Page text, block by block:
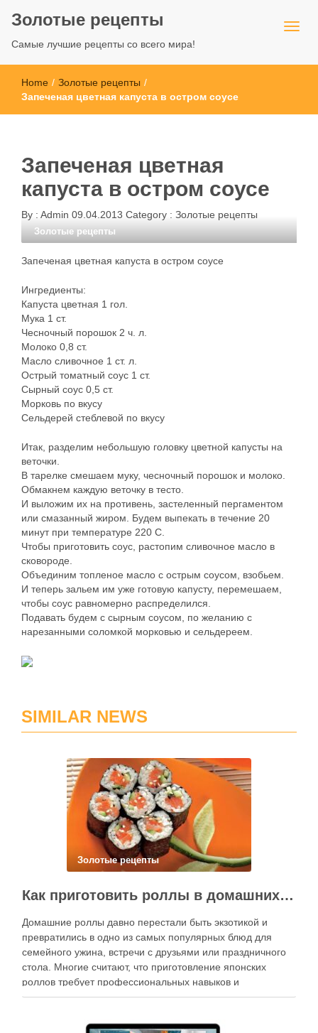
Золотые рецепты
Самые лучшие рецепты со всего мира!
Home / Золотые рецепты /
Запеченая цветная капуста в остром соусе
Запеченая цветная
капуста в остром соусе
By : Admin 09.04.2013 Category : Золотые рецепты
Золотые рецепты
Запеченая цветная капуста в остром соусе
Ингредиенты:
Капуста цветная 1 гол.
Мука 1 ст.
Чесночный порошок 2 ч. л.
Молоко 0,8 ст.
Масло сливочное 1 ст. л.
Острый томатный соус 1 ст.
Сырный соус 0,5 ст.
Морковь по вкусу
Сельдерей стеблевой по вкусу
Итак, разделим небольшую головку цветной капусты на
веточки.
В тарелке смешаем муку, чесночный порошок и молоко.
Обмакнем каждую веточку в тесто.
И выложим их на противень, застеленный пергаментом
или смазанный жиром. Будем выпекать в течение 20
минут при температуре 220 С.
Чтобы приготовить соус, растопим сливочное масло в
сковороде.
Объединим топленое масло с острым соусом, взобьем.
И теперь зальем им уже готовую капусту, перемешаем,
чтобы соус равномерно распределился.
Подавать будем с сырным соусом, по желанию с
нарезанными соломкой морковью и сельдереем.
SIMILAR NEWS
Золотые рецепты
Как приготовить роллы в домашних условиях?
Домашние роллы давно перестали быть экзотикой и
превратились в одно из самых популярных блюд для
семейного ужина, встречи с друзьями или праздничного
стола. Многие считают, что приготовление японских
роллов требует профессиональных навыков и
специального оборудования, однако на практике сделать
кухне. Главное — …